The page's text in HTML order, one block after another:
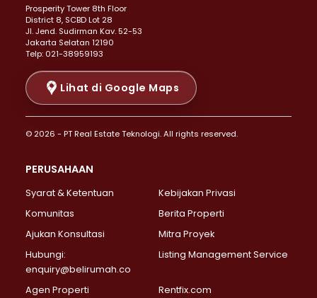
Properti Dijual di Menteng >
Properti Dijual di Senen >
Properti Dijual di Tanah Abang >
Properti Dijual di Cikini >
Properti Dijual di Kramat >
Properti Dijual di Pasar Baru >
Properti Dijual di Bendungan Hilir >
Properti Dijual di Jakarta Selatan >
Properti Dijual di Lebak Bulus >
Properti Dijual di Gandaria Selatan >
Properti Dijual di Pondok Labu >
Properti Dijual di Lenteng Agung >
Properti Dijual di Senayan >
Properti Dijual di Pondok Pinang >
Prosperity Tower 8th Floor
District 8, SCBD Lot 28
JI. Jend. Sudirman Kav. 52-53
Jakarta Selatan 12190
Telp: 021-38959193
Lihat di Google Maps
© 2026 - PT Real Estate Teknologi. All rights reserved.
PERUSAHAAN
Syarat & Ketentuan
Kebijakan Privasi
Komunitas
Berita Properti
Ajukan Konsultasi
Mitra Proyek
Hubungi:
enquiry@belirumah.co
Listing Management Service
Agen Properti Rentfix.com